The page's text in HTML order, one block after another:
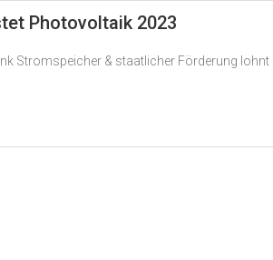
Photovoltaik 2023
Stromspeicher & staatlicher Förderung